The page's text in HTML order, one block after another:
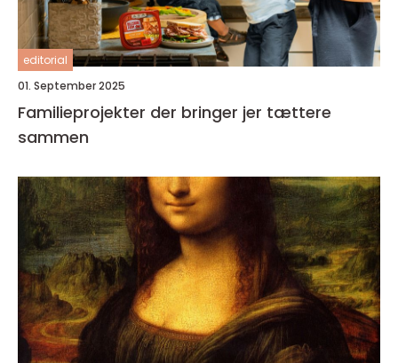
editorial
01. September 2025
Familieprojekter der bringer jer tættere
sammen